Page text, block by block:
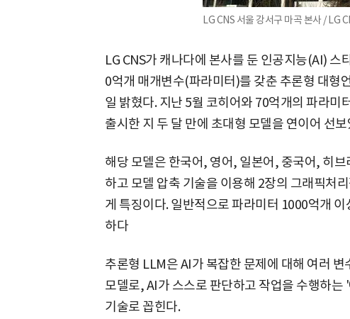
LG CNS 서울 강서구 마곡 본사 / LG
LG CNS가 캐나다에 본사를 둔 인공지능(AI)
0억개 매개변수(파라미터)를 갖춘 추론형 대형
일 밝혔다. 지난 5월 코히어와 70억개의 파라미
출시한 지 두 달 만에 초대형 모델을 연이어 선보
해당 모델은 한국어, 영어, 일본어, 중국어, 히
하고 모델 압축 기술을 이용해 2장의 그래픽처
게 특징이다. 일반적으로 파라미터 1000억개
하다
추론형 LLM은 AI가 복잡한 문제에 대해 여러
모델로, AI가 스스로 판단하고 작업을 수행하
기술로 꼽힌다.